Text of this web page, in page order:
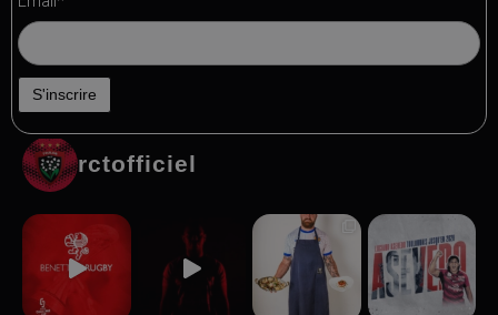
rctofficiel